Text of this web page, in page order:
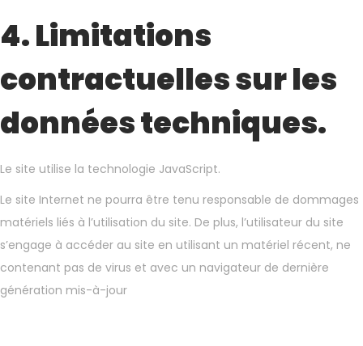
4. Limitations
contractuelles sur les
données techniques.
Le site utilise la technologie JavaScript.
Le site Internet ne pourra être tenu responsable de dommages
matériels liés à l’utilisation du site. De plus, l’utilisateur du site
s’engage à accéder au site en utilisant un matériel récent, ne
contenant pas de virus et avec un navigateur de dernière
génération mis-à-jour